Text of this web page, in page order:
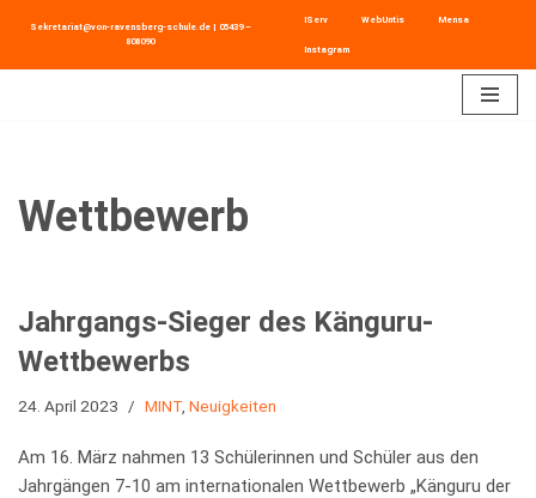
Zum
Sekretariat@von-ravensberg-schule.de| 05439 –
808090
IServ WebUntis Mensa
Instagram
Wettbewerb
Jahrgangs-Sieger des Känguru-
Wettbewerbs
24. April 2023 MINT Neuigkeiten
Am 16. März nahmen 13 Schülerinnen und Schüler aus den
Jahrgängen 7-10 am internationalen Wettbewerb „Känguru der